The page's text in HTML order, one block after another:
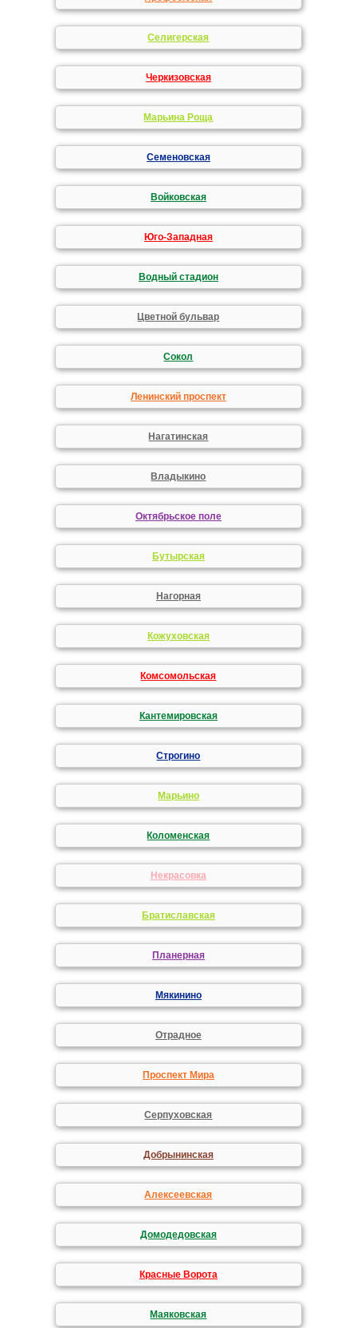
Селигерская
Черкизовская
Марьина Роща
Семеновская
Войковская
Юго-Западная
Водный стадион
Цветной бульвар
Сокол
Ленинский проспект
Нагатинская
Владыкино
Октябрьское поле
Бутырская
Нагорная
Кожуховская
Комсомольская
Кантемировская
Строгино
Марьино
Коломенская
Некрасовка
Братиславская
Планерная
Мякинино
Отрадное
Проспект Мира
Серпуховская
Добрынинская
Алексеевская
Домодедовская
Красные Ворота
Маяковская